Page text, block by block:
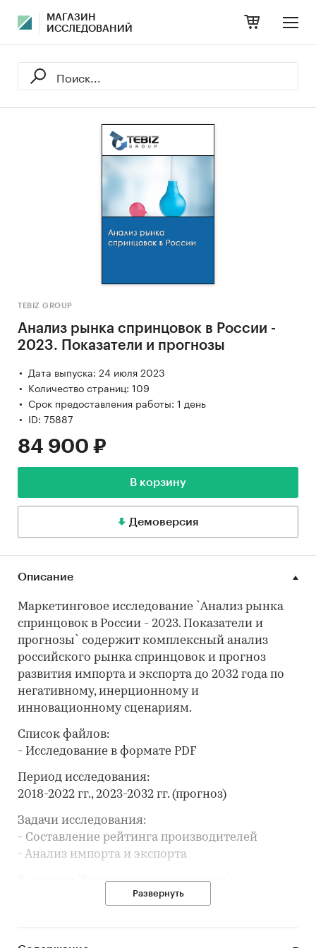
МАГАЗИН
ИССЛЕДОВАНИЙ
TEBIZ GROUP
Анализ рынка спринцовок в России -
2023. Показатели и прогнозы
Дата выпуска: 24 июля 2023
Количество страниц: 109
Срок предоставления работы: 1 день
ID: 75887
84 900 ₽
В корзину
Демоверсия
Описание
Маркетинговое исследование `Анализ рынка
спринцовок в России - 2023. Показатели и
прогнозы` содержит комплексный анализ
российского рынка спринцовок и прогноз
развития импорта и экспорта до 2032 года по
негативному, инерционному и
инновационному сценариям.
Список файлов:
- Исследование в формате PDF
Период исследования:
2018-2022 гг., 2023-2032 гг. (прогноз)
Задачи исследования:
- Составление рейтинга производителей
- Анализ импорта и экспорта
В разделе `Ведущие производители`
рассмотрены компании:
АЛЬФАПЛАСТИК`, ЗАО `ВИТАЛФАРМ`
Развернуть